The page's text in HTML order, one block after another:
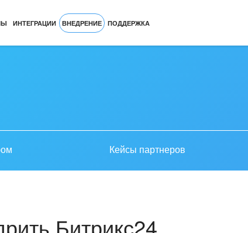
ИНТЕГРАЦИИ ВНЕДРЕНИЕ ПОДДЕРЖКА
Кейсы партнеров
Битрикс24